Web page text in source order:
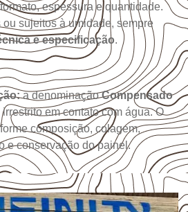
espessura e quantidade.
sujeitos à umidade, sempre
e especificação.
a denominaçãoCompensado
em contato com água. O
composição, colagem,
e conservação do painel.